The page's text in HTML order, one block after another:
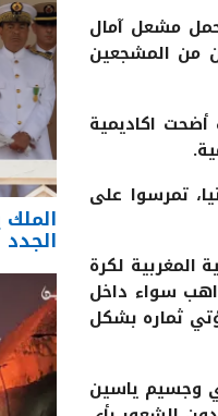
مشعل آمال
من المشجعين
اكاديمية
تمرسوا على
المغربية لكرة
سواء داخل
ثماره بشكل
وجسيم ياسين
الجدد